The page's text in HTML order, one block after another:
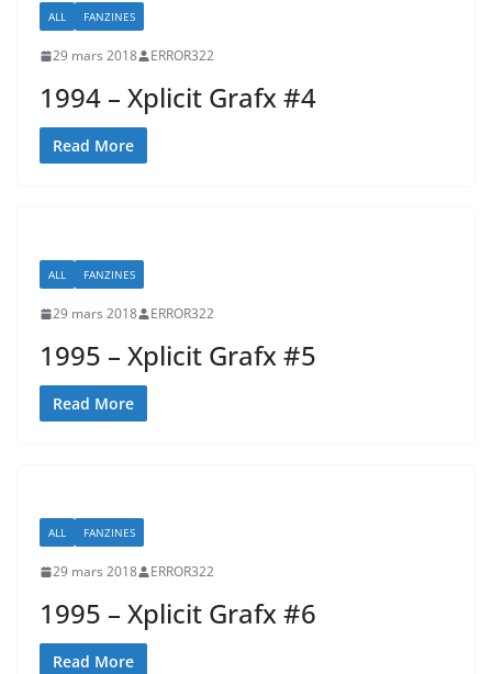
ALL FANZINES
29 mars 2018 ERROR322
1994 – Xplicit Grafx #4
Read More
ALL FANZINES
29 mars 2018 ERROR322
1995 – Xplicit Grafx #5
Read More
ALL FANZINES
29 mars 2018 ERROR322
1995 – Xplicit Grafx #6
Read More